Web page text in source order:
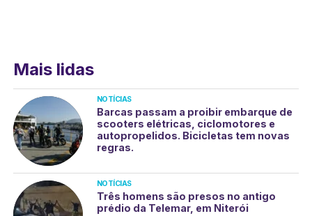
Mais lidas
NOTÍCIAS
Barcas passam a proibir embarque de
scooters elétricas, ciclomotores e
autopropelidos. Bicicletas tem novas
regras.
NOTÍCIAS
Três homens são presos no antigo
prédio da Telemar, em Niterói